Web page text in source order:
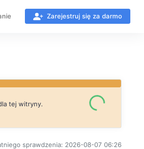
Zarejestruj się za darmo
tej witryny.
sprawdzenia: 2026-08-07 06:26